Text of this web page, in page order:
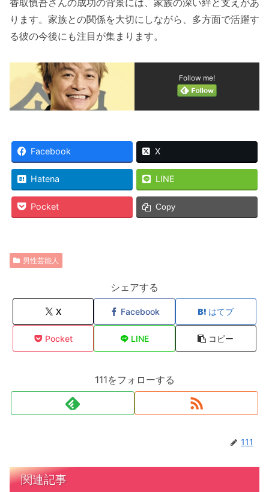
ります。家族との関係を大切にしながら、多方面で活躍す
る彼の今後にも注目が集まります。
Follow me!
Facebook X
Hatena LINE
Pocket Copy
男性芸能人
シェアする
X Facebook はてブ
Pocket LINE コピー
111をフォローする
111
関連記事